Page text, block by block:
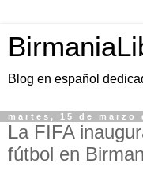
Blog en español
martes, 15 de marzo
La FIFA
fútbol en